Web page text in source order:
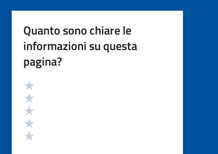
Quanto sono chiare le
informazioni su questa
pagina?
Valutazione